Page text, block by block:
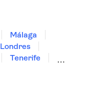
Málaga
Londres
Tenerife